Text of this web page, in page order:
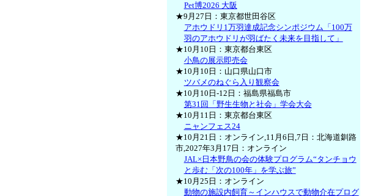
Pet博2026 大阪
★9月27日：東京都世田谷区
アホウドリ1万羽達成記念シンポジウム「100万
羽のアホウドリが羽ばたく未来を目指して」
★10月10日：東京都台東区
小鳥の展示即売会
★10月10日：山口県山口市
ツバメのねぐら入り観察会
★10月10日-12日：福島県福島市
第31回「野生生物と社会」学会大会
★10月11日：東京都台東区
ニャンフェス24
★10月21日：オンライン,11月6日,7日：北海道釧路
市,2027年3月17日：オンライン
JAL×日本野鳥の会の体験プログラム“タンチョウ
と歩む「次の100年」を学ぶ旅”
★10月25日：オンライン
動物の施設内飼育～インハウスで動物介在プログ